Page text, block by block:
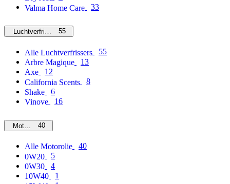
Valma Home Care
33
Luchtverfrissers55
Alle Luchtverfrissers
55
Arbre Magique
13
Axe
12
California Scents
8
Shake
6
Vinove
16
Motorolie40
Alle Motorolie
40
0W20
5
0W30
4
10W40
1